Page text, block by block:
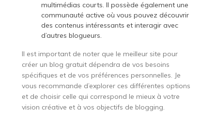
multimédias courts. Il possède également une
communauté active où vous pouvez découvrir
des contenus intéressants et interagir avec
d’autres blogueurs.
Il est important de noter que le meilleur site pour
créer un blog gratuit dépendra de vos besoins
spécifiques et de vos préférences personnelles. Je
vous recommande d’explorer ces différentes options
et de choisir celle qui correspond le mieux à votre
vision créative et à vos objectifs de blogging.